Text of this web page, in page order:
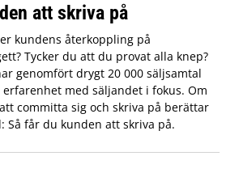
att skriva på
kundens återkoppling på
Tycker du att du provat alla knep?
genomfört drygt 20 000 säljsamtal
med säljandet i fokus. Om
committa sig och skriva på berättar
Så får du kunden att skriva på.